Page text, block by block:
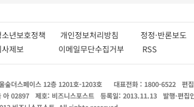
소년보호정책 개인정보처리방침 정정·반론보도
사제보 이메일무단수집거부 RSS
숲더스페이스 12층 1201호-1203호 대표전화 : 1800-6522 편
아 02897 제호: 비즈니스포스트 등록일: 2013.11.13 발행·편집